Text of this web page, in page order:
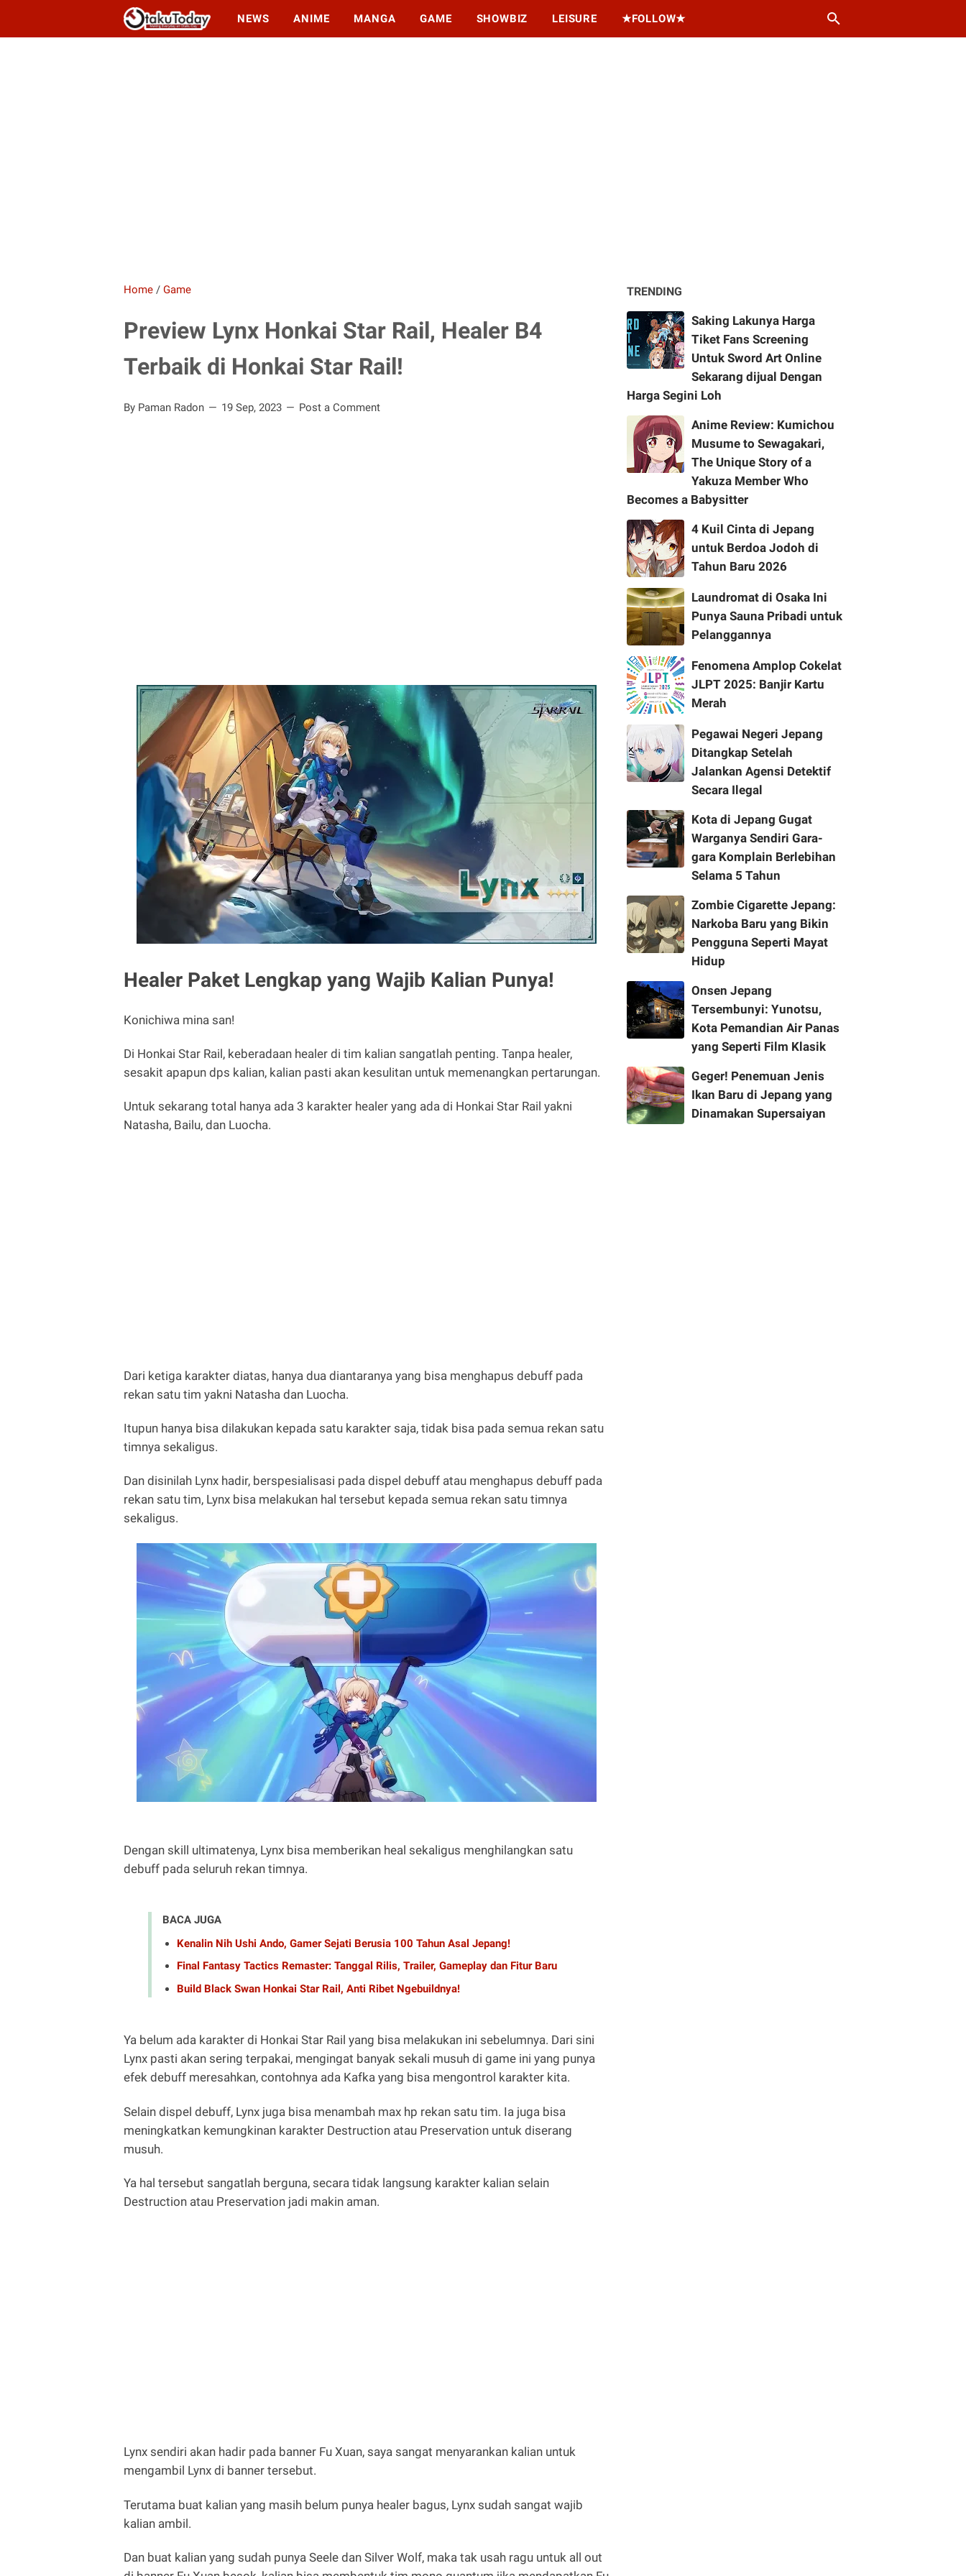
NEWS ANIME MANGA GAME SHOWBIZ LEISURE ★FOLLOW★
Home / Game
Preview Lynx Honkai Star Rail, Healer B4
Terbaik di Honkai Star Rail!
By Paman Radon 19 Sep, 2023 Post a Comment
Healer Paket Lengkap yang Wajib Kalian Punya!
Konichiwa mina san!
Di Honkai Star Rail, keberadaan healer di tim kalian sangatlah penting. Tanpa healer,
sesakit apapun dps kalian, kalian pasti akan kesulitan untuk memenangkan pertarungan.
Untuk sekarang total hanya ada 3 karakter healer yang ada di Honkai Star Rail yakni
Natasha, Bailu, dan Luocha.
Dari ketiga karakter diatas, hanya dua diantaranya yang bisa menghapus debuff pada
rekan satu tim yakni Natasha dan Luocha.
Itupun hanya bisa dilakukan kepada satu karakter saja, tidak bisa pada semua rekan satu
timnya sekaligus.
Dan disinilah Lynx hadir, berspesialisasi pada dispel debuff atau menghapus debuff pada
rekan satu tim, Lynx bisa melakukan hal tersebut kepada semua rekan satu timnya
sekaligus.
Dengan skill ultimatenya, Lynx bisa memberikan heal sekaligus menghilangkan satu
debuff pada seluruh rekan timnya.
BACA JUGA
Kenalin Nih Ushi Ando, Gamer Sejati Berusia 100 Tahun Asal Jepang!
Final Fantasy Tactics Remaster: Tanggal Rilis, Trailer, Gameplay dan Fitur Baru
Build Black Swan Honkai Star Rail, Anti Ribet Ngebuildnya!
Ya belum ada karakter di Honkai Star Rail yang bisa melakukan ini sebelumnya. Dari sini
Lynx pasti akan sering terpakai, mengingat banyak sekali musuh di game ini yang punya
efek debuff meresahkan, contohnya ada Kafka yang bisa mengontrol karakter kita.
Selain dispel debuff, Lynx juga bisa menambah max hp rekan satu tim. Ia juga bisa
meningkatkan kemungkinan karakter Destruction atau Preservation untuk diserang
musuh.
Ya hal tersebut sangatlah berguna, secara tidak langsung karakter kalian selain
Destruction atau Preservation jadi makin aman.
Lynx sendiri akan hadir pada banner Fu Xuan, saya sangat menyarankan kalian untuk
mengambil Lynx di banner tersebut.
Terutama buat kalian yang masih belum punya healer bagus, Lynx sudah sangat wajib
kalian ambil.
Dan buat kalian yang sudah punya Seele dan Silver Wolf, maka tak usah ragu untuk all out
TRENDING
Saking Lakunya Harga
Tiket Fans Screening
Untuk Sword Art Online
Sekarang dijual Dengan
Harga Segini Loh
Anime Review: Kumichou
Musume to Sewagakari,
The Unique Story of a
Yakuza Member Who
Becomes a Babysitter
4 Kuil Cinta di Jepang
untuk Berdoa Jodoh di
Tahun Baru 2026
Laundromat di Osaka Ini
Punya Sauna Pribadi untuk
Pelanggannya
Fenomena Amplop Cokelat
JLPT 2025: Banjir Kartu
Merah
Pegawai Negeri Jepang
Ditangkap Setelah
Jalankan Agensi Detektif
Secara Ilegal
Kota di Jepang Gugat
Warganya Sendiri Gara-
gara Komplain Berlebihan
Selama 5 Tahun
Zombie Cigarette Jepang:
Narkoba Baru yang Bikin
Pengguna Seperti Mayat
Hidup
Onsen Jepang
Tersembunyi: Yunotsu,
Kota Pemandian Air Panas
yang Seperti Film Klasik
Geger! Penemuan Jenis
Ikan Baru di Jepang yang
Dinamakan Supersaiyan